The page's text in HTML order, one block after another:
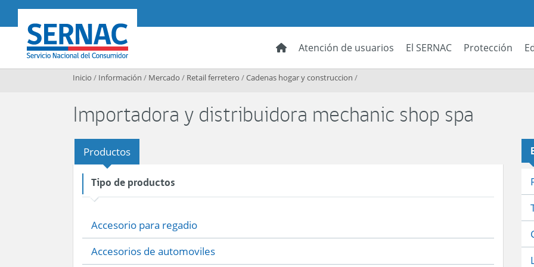
SERNAC
Atención de usuarios El SERNAC Protección
Inicio / Información / Mercado / Retail ferretero /Cadenas hogar y construccion /
Importadora y distribuidora mechanic shop spa
Productos
Tipo de productos
Accesorio para regadio
Accesorios de automoviles